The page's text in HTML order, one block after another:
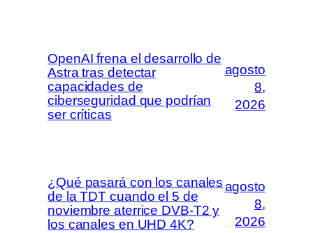
OpenAI frena el desarrollo de
Astra tras detectar
capacidades de
ciberseguridad que podrían
ser críticas
agosto
8,
2026
¿Qué pasará con los canales
de la TDT cuando el 5 de
noviembre aterrice DVB-T2 y
los canales en UHD 4K?
agosto
8,
2026